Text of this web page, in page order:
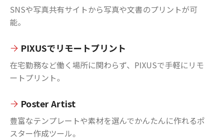
SNSや写真共有サイトから写真や文書のプリントが可
能。
PIXUSでリモートプリント
在宅勤務など働く場所に関わらず、PIXUSで手軽にリモ
ートプリント。
Poster Artist
豊富なテンプレートや素材を選んでかんたんに作れるポ
スター作成ツール。